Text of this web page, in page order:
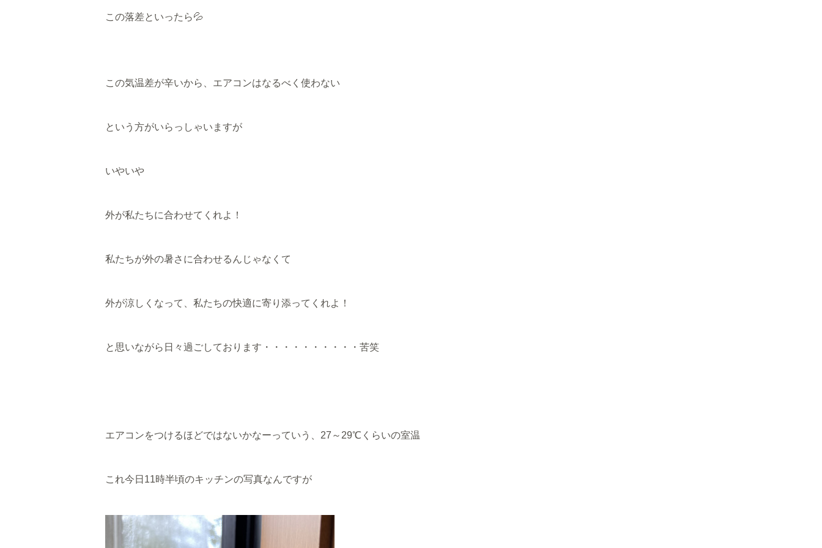
この落差といったら💦
この気温差が辛いから、エアコンはなるべく使わない
という方がいらっしゃいますが
いやいや
外が私たちに合わせてくれよ！
私たちが外の暑さに合わせるんじゃなくて
外が涼しくなって、私たちの快適に寄り添ってくれよ！
と思いながら日々過ごしております・・・・・・・・・・苦笑
エアコンをつけるほどではないかなーっていう、27～29℃くらいの室温
これ今日11時半頃のキッチンの写真なんですが